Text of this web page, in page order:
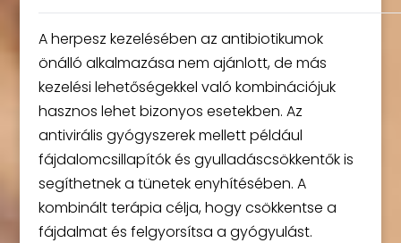
A herpesz kezelésében az antibiotikumok
önálló alkalmazása nem ajánlott, de más
kezelési lehetőségekkel való kombinációjuk
hasznos lehet bizonyos esetekben. Az
antivirális gyógyszerek mellett például
fájdalomcsillapítók és gyulladáscsökkentők is
segíthetnek a tünetek enyhítésében. A
kombinált terápia célja, hogy csökkentse a
fájdalmat és felgyorsítsa a gyógyulást.